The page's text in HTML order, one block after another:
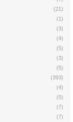
(21)
(1)
(3)
(4)
(5)
(3)
(5)
(393)
(4)
(5)
(7)
(7)